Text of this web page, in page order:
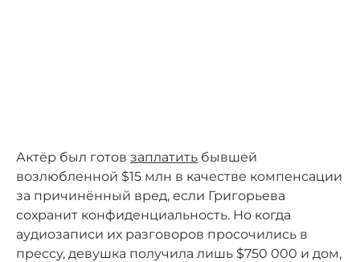
Актёр был готов заплатить бывшей
возлюбленной $15 млн в качестве компенсации
за причинённый вред, если Григорьева
сохранит конфиденциальность. Но когда
аудиозаписи их разговоров просочились в
прессу, девушка получила лишь $750 000 и дом,